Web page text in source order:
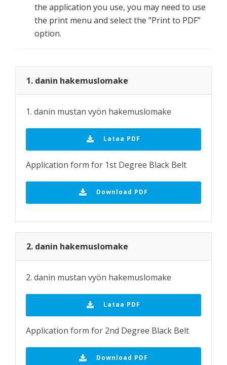
the application you use, you may need to use
the print menu and select the ”Print to PDF”
option.
1. danin hakemuslomake
1. danin mustan vyön hakemuslomake
Lataa PDF
Application form for 1st Degree Black Belt
Download PDF
2. danin hakemuslomake
2. danin mustan vyön hakemuslomake
Lataa PDF
Application form for 2nd Degree Black Belt
Download PDF